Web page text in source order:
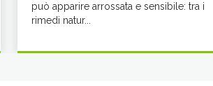
può apparire arrossata e sensibile: tra i
rimedi natur...